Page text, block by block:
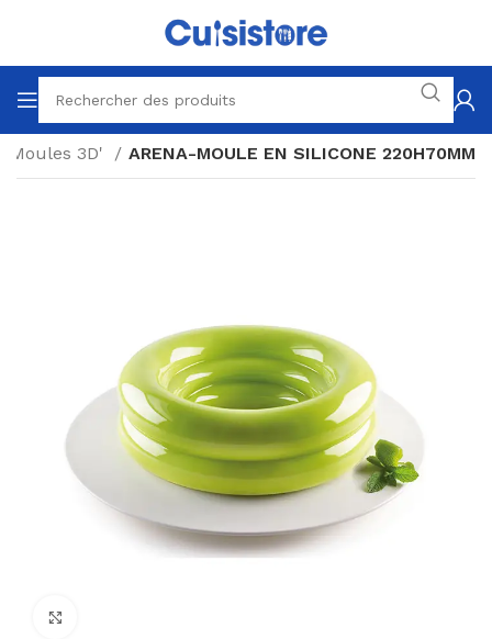
Moules 3D' ARENA-MOULE EN SILICONE 220H70MM